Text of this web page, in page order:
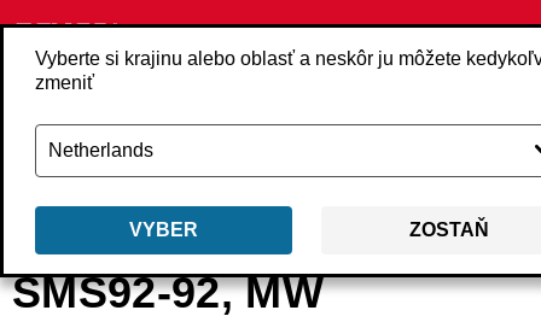
Vyberte si krajinu alebo oblasť a neskôr ju môžete
zmeniť
VYBER ZOSTAŇ
Späť Produkty Náradie Sponkovače
SMS92-92, MW